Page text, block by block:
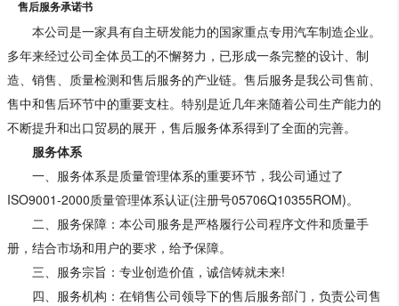
售后服务承诺书
本公司是一家具有自主研发能力的国家重点专用汽车制造企业。
多年来经过公司全体员工的不懈努力，已形成一条完整的设计、制
造、销售、质量检测和售后服务的产业链。售后服务是我公司售前、
售中和售后环节中的重要支柱。特别是近几年来随着公司生产能力的
不断提升和出口贸易的展开，售后服务体系得到了全面的完善。
服务体系
一、服务体系是质量管理体系的重要环节，我公司通过了
ISO9001-2000质量管理体系认证(注册号05706Q10355ROM)。
二、服务保障：本公司服务是严格履行公司程序文件和质量手
册，结合市场和用户的要求，给予保障。
三、服务宗旨：专业创造价值，诚信铸就未来!
四、服务机构：在销售公司领导下的售后服务部门，负责公司售